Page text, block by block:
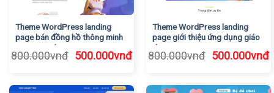
Theme WordPress landing
page bán đồng hồ thông minh
smartwatch
800.000vnđ Giá
800.000vnđ.
500.000vnđGiá
là:
Theme WordPress landing
page giới thiệu ứng dụng giáo
dục
800.000vnđ Giá
800.000vnđ.
500.000vnđ